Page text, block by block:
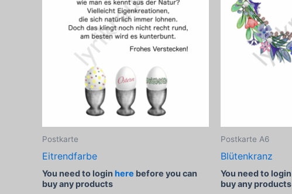
Postkarte
Eitrendfarbe
You need to login here before you can
buy any products
Postkarte A6
Blütenkranz
You need to login
buy any products